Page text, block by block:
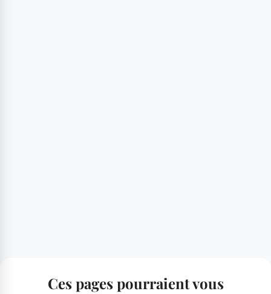
Ces pages pourraient vous